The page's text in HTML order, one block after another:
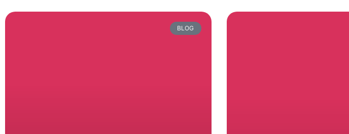
BLOG